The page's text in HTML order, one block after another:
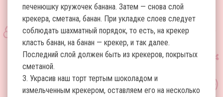
печенюшку кружочек банана. Затем — снова слой
крекера, сметана, банан. При укладке слоев следует
соблюдать шахматный порядок, то есть, на крекер
класть банан, на банан — крекер, и так далее.
Последний слой должен быть из крекеров, покрытых
сметаной.
3. Украсив наш торт тертым шоколадом и
измельченным крекером, оставляем его на несколько